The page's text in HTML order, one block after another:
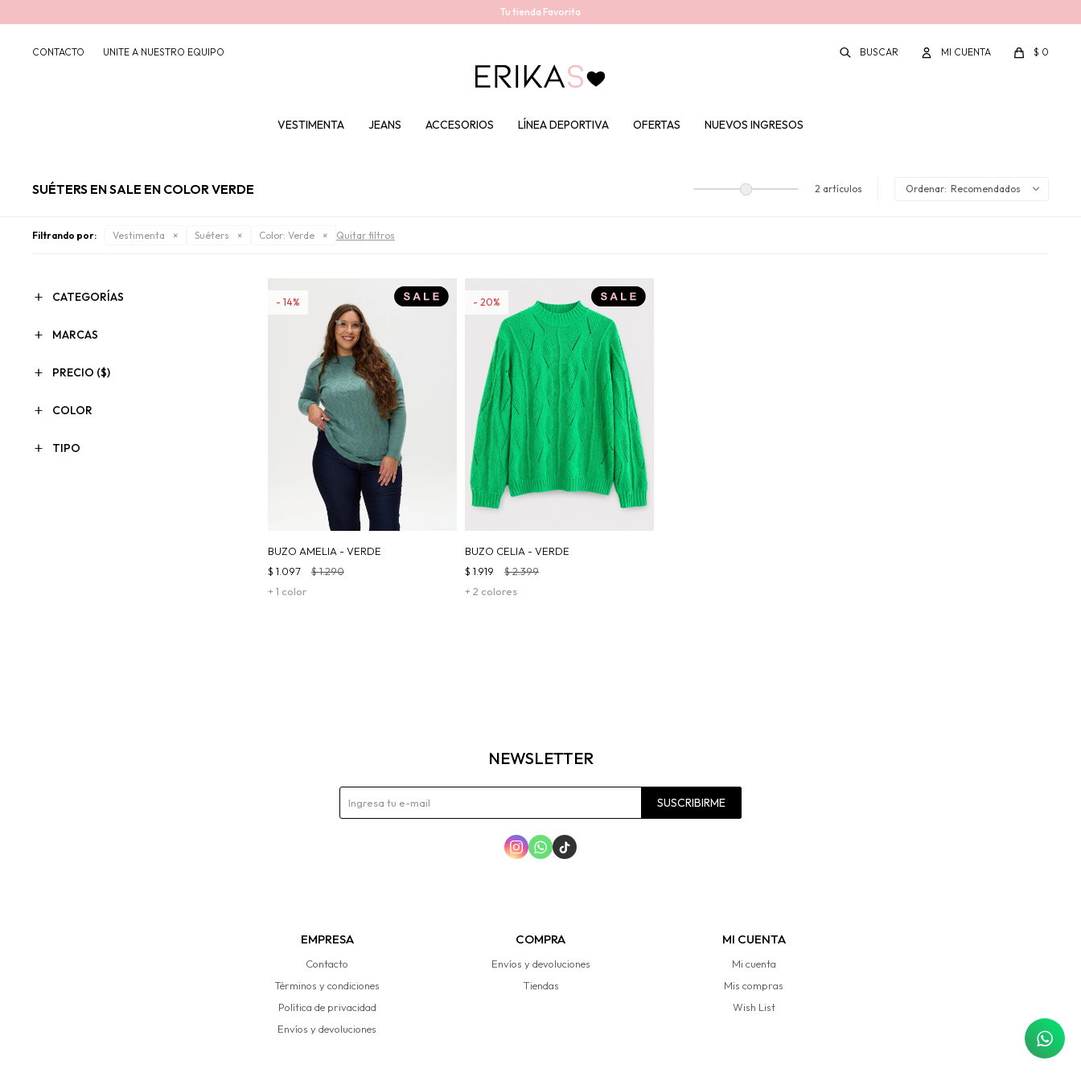
Tu tienda Favorita
VESTIMENTA JEANS ACCESORIOS LÍNEA DEPORTIVA OFERTAS NUEVOS INGRESOS
$ 0
CONTACTO UNITE A NUESTRO EQUIPO
SUÉTERS EN SALE EN COLOR VERDE 2 artículos Recomendados
Filtrando por: Vestimenta Suéters Color: Verde Quitar filtros
BUZO AMELIA - VERDE
+ 1 color
$ 1.097 $1.290
14
BUZO CELIA - VERDE
+ 2 colores
$ 1.919 $2.399
20
CATEGORÍAS
MARCAS
PRECIO ($)
COLOR
TIPO
EMPRESA
Contacto
Términos y condiciones
Política de privacidad
Envíos y devoluciones
COMPRA
Envíos y devoluciones
Tiendas
MI CUENTA
Mi cuenta
Mis compras
Wish List
NEWSLETTER
SUSCRIBIRME
  